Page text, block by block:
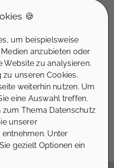
kostenfreies
und
und Social-
Wenn Cookies
akzeptiert
der Zugriff auf
manuellen
mehr
zu
🍪
um beispielsweise
anzubieten oder
zu analysieren.
unseren Cookies,
weiterhin nutzen. Um
eine Auswahl treffen.
Thema Datenschutz
unserer
entnehmen. Unter
gezielt Optionen ein